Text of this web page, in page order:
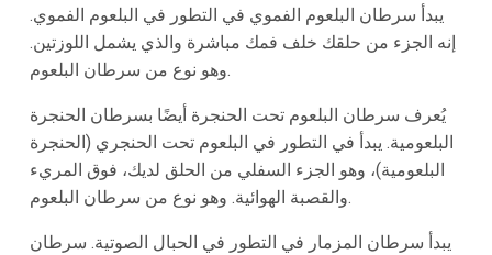
يبدأ سرطان البلعوم الفموي في التطور في البلعوم الفموي.
إنه الجزء من حلقك خلف فمك مباشرة والذي يشمل اللوزتين.
وهو نوع من سرطان البلعوم.
يُعرف سرطان البلعوم تحت الحنجرة أيضًا بسرطان الحنجرة
البلعومية. يبدأ في التطور في البلعوم تحت الحنجري (الحنجرة
البلعومية)، وهو الجزء السفلي من الحلق لديك، فوق المريء
والقصبة الهوائية. وهو نوع من سرطان البلعوم.
يبدأ سرطان المزمار في التطور في الحبال الصوتية. سرطان